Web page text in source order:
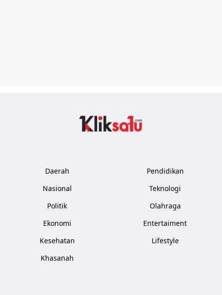
Daerah
Nasional
Politik
Ekonomi
Kesehatan
Khasanah
Pendidikan
Teknologi
Olahraga
Entertaiment
Lifestyle